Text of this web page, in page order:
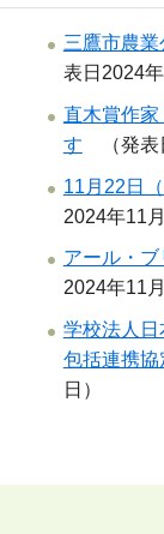
三鷹市農業
表日2024
直木賞作家
す （発表
11月22日
2024年11
アール・ブ
2024年11
学校法人日
包括連携協
日）